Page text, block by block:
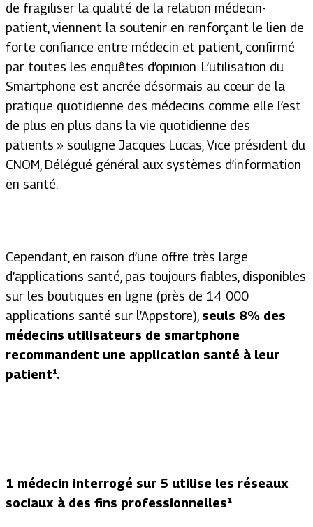
de fragiliser la qualité de la relation médecin-
patient, viennent la soutenir en renforçant le lien de
forte confiance entre médecin et patient, confirmé
par toutes les enquêtes d’opinion. L’utilisation du
Smartphone est ancrée désormais au cœur de la
pratique quotidienne des médecins comme elle l’est
de plus en plus dans la vie quotidienne des
patients » souligne Jacques Lucas, Vice président du
CNOM, Délégué général aux systèmes d’information
en santé.
Cependant, en raison d’une offre très large
d’applications santé, pas toujours fiables, disponibles
sur les boutiques en ligne (près de 14 000
applications santé sur l’Appstore), seuls 8% des
médecins utilisateurs de smartphone
recommandent une application santé à leur
patient¹.
1 médecin interrogé sur 5 utilise les réseaux
sociaux à des fins professionnelles¹